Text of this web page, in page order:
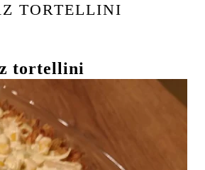
TORTELLINI
tortellini